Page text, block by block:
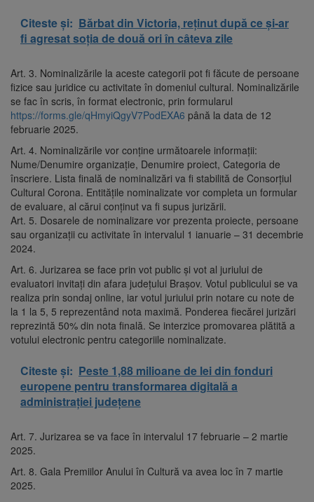
Citeste și: Bărbat din Victoria, reținut după ce și-ar
fi agresat soția de două ori în câteva zile
Art. 3. Nominalizările la aceste categorii pot fi făcute de persoane
fizice sau juridice cu activitate în domeniul cultural. Nominalizările
se fac în scris, în format electronic, prin formularul
https://forms.gle/qHmyiQgyV7PodEXA6 până la data de 12
februarie 2025.
Art. 4. Nominalizările vor conține următoarele informații:
Nume/Denumire organizație, Denumire proiect, Categoria de
înscriere. Lista finală de nominalizări va fi stabilită de Consorțiul
Cultural Corona. Entitățile nominalizate vor completa un formular
de evaluare, al cărui conținut va fi supus jurizării.
Art. 5. Dosarele de nominalizare vor prezenta proiecte, persoane
sau organizații cu activitate în intervalul 1 ianuarie – 31 decembrie
2024.
Art. 6. Jurizarea se face prin vot public și vot al juriului de
evaluatori invitați din afara județului Brașov. Votul publicului se va
realiza prin sondaj online, iar votul juriului prin notare cu note de
la 1 la 5, 5 reprezentând nota maximă. Ponderea fiecărei jurizări
reprezintă 50% din nota finală. Se interzice promovarea plătită a
votului electronic pentru categoriile nominalizate.
Citeste și: Peste 1,88 milioane de lei din fonduri
europene pentru transformarea digitală a
administrației județene
Art. 7. Jurizarea se va face în intervalul 17 februarie – 2 martie
2025.
Art. 8. Gala Premiilor Anului în Cultură va avea loc în 7 martie
2025.